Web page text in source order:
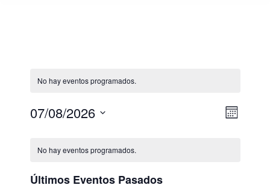
No hay eventos programados.
Mes
07/08/2026
Calendario
de
No hay eventos programados.
Últimos Eventos Pasados